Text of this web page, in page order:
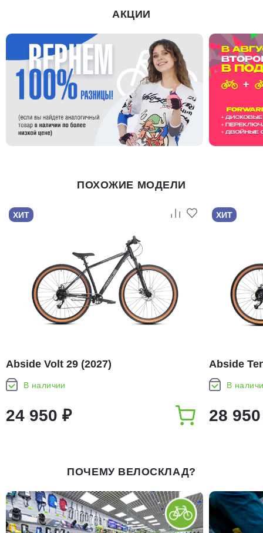
АКЦИИ
ПОХОЖИЕ МОДЕЛИ
ХИТ
Abside Volt 29 (2027)
В наличии
24 950 ₽
ХИТ
Abside
В
28
ПОЧЕМУ ВЕЛОСКЛАД?